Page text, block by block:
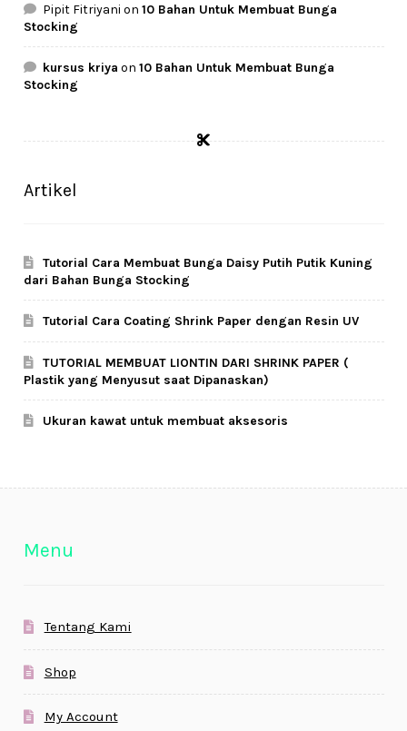
Pipit Fitriyani on10 Bahan Untuk Membuat Bunga
Stocking
kursus kriya on10 Bahan Untuk Membuat Bunga
Stocking
Artikel
Tutorial Cara Membuat Bunga Daisy Putih Putik Kuning
dari Bahan Bunga Stocking
Tutorial Cara Coating Shrink Paper dengan Resin UV
TUTORIAL MEMBUAT LIONTIN DARI SHRINK PAPER (
Plastik yang Menyusut saat Dipanaskan)
Ukuran kawat untuk membuat aksesoris
Menu
Tentang Kami
Shop
My Account